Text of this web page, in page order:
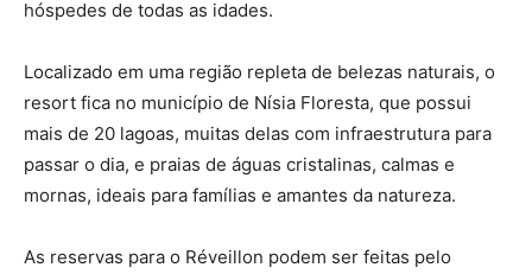
hóspedes de todas as idades.
Localizado em uma região repleta de belezas naturais, o
resort fica no município de Nísia Floresta, que possui
mais de 20 lagoas, muitas delas com infraestrutura para
passar o dia, e praias de águas cristalinas, calmas e
mornas, ideais para famílias e amantes da natureza.
As reservas para o Réveillon podem ser feitas pelo